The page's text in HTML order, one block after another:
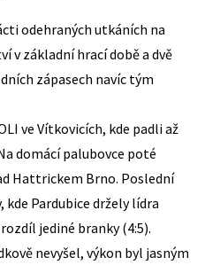
odehraných utkáních na
v základní hrací době a dvě
zápasech navíc tým
ve Vítkovicích, kde padli až
domácí palubovce poté
Hattrickem Brno. Poslední
Pardubice držely lídra
jediné branky (4:5).
nevyšel, výkon byl jasným